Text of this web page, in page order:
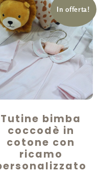
In offerta!
Tutine bimba
coccodè in
cotone con
ricamo